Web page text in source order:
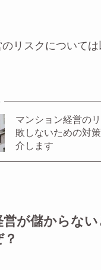
リスクについては
マンション経営の
敗しないための対
介します
が儲からな